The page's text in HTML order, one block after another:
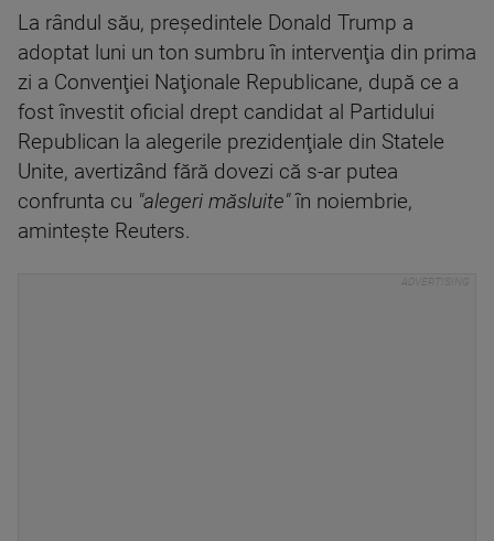
La rândul său, preşedintele Donald Trump a
adoptat luni un ton sumbru în intervenţia din prima
zi a Convenţiei Naţionale Republicane, după ce a
fost învestit oficial drept candidat al Partidului
Republican la alegerile prezidenţiale din Statele
Unite, avertizând fără dovezi că s-ar putea
confrunta cu "alegeri măsluite"în noiembrie,
aminteşte Reuters.